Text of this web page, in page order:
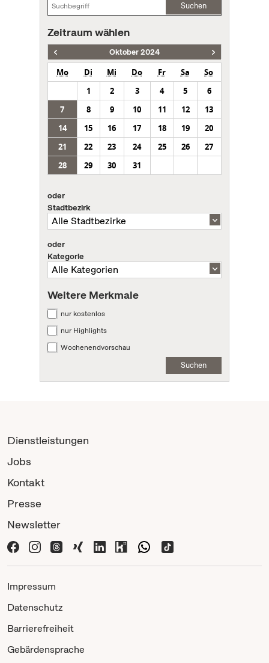
Suchen
Zeitraum wählen
Oktober 2024
Mo Di Mi Do Fr Sa
So
1
2 3 4 5
6
7
8 9 10 11 12
13
14
15 16 17 18 19
20
21
22 23 24 25 26
27
28
29 30 31
oder
Stadtbezirk
oder
Kategorie
Weitere Merkmale
nur kostenlos
nur Highlights
Wochenendvorschau
Suchen
Dienstleistungen
Jobs
Kontakt
Presse
Newsletter
Impressum
Datenschutz
Barrierefreiheit
Gebärdensprache